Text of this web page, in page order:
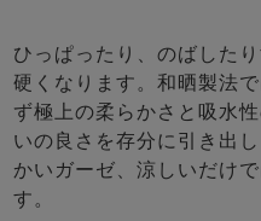
ひっぱったり、のばした
硬くなります。和晒製法
ず極上の柔らかさと吸水
いの良さを存分に引き出
かいガーゼ、涼しいだけ
す。